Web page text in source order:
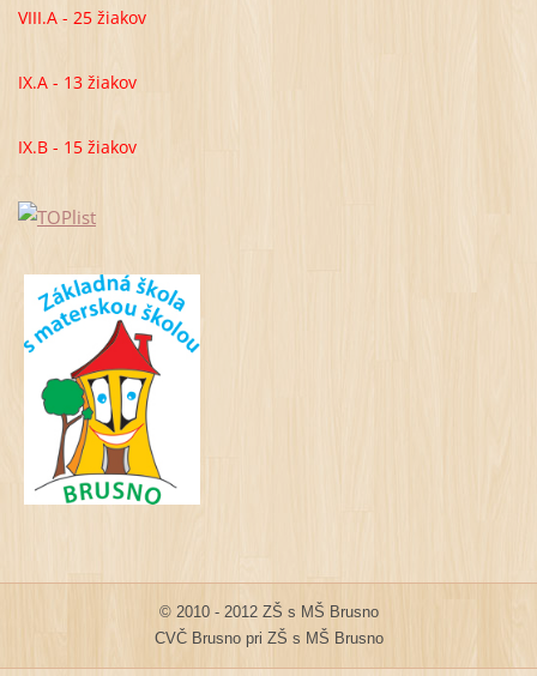
VIII.A - 25 žiakov
IX.A - 13 žiakov
IX.B - 15 žiakov
© 2010 - 2012 ZŠ s MŠ Brusno
CVČ Brusno pri ZŠ s MŠ Brusno